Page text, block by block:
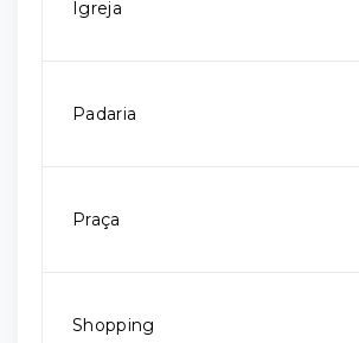
Igreja
Padaria
Praça
Shopping